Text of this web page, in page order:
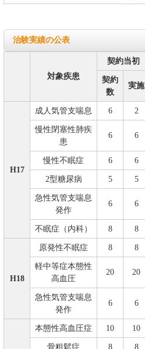
治験実績の公表
対象疾患
契約当初
契約
数
実施
H17
成人気管支喘息 6 2
慢性閉塞性肺疾
患
6 6
慢性不眠症 6 6
2型糖尿病 5 5
急性気管支喘息
発作
6 6
不眠症（内科） 8 8
H18
原発性不眠症 8 8
軽中等症本態性
高血圧
20 20
急性気管支喘息
発作
6 6
本態性高血圧症 10 10
骨粗鬆症 8 8